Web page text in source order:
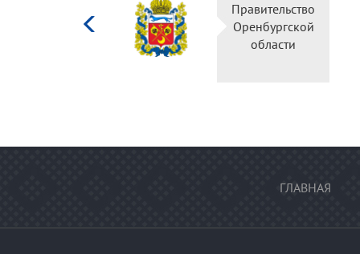
Правительство
Оренбургской
области
ГЛАВНАЯ